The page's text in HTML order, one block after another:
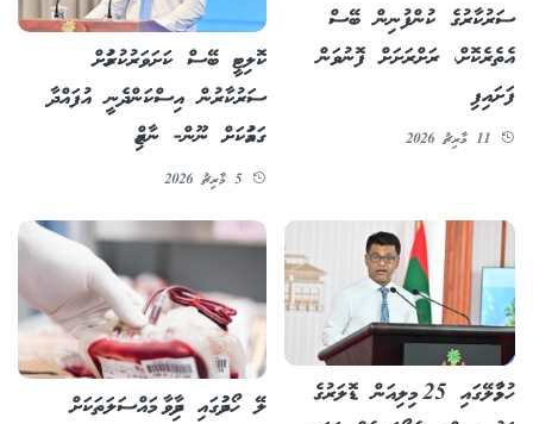
ސަރުކާރުގެ ކުންފުނިން ބޭސް
އެތެރެކޮށް، ރަށްރަށަށް ފޮނުވަން
ފަށައިފި
ކޮލިޓީ ބޭސް ކަށަވަރުކުރުމަށް
ސަރުކާރުން އިސްކަންދެނީ އުފައްދާ
ގައުމަކަށް ނޫން- ނާޒިމް
5 މާރިޗު 2026
ހުޅުމާލޭގައި 25 މިލިއަން ޑޮލަރުގެ
ލޭ ހޯދުމުގައި ދިމާވާ މައްސަލަތަކަށް